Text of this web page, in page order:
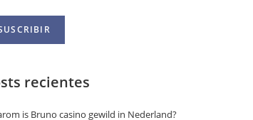
recientes
is Bruno casino gewild in Nederland?